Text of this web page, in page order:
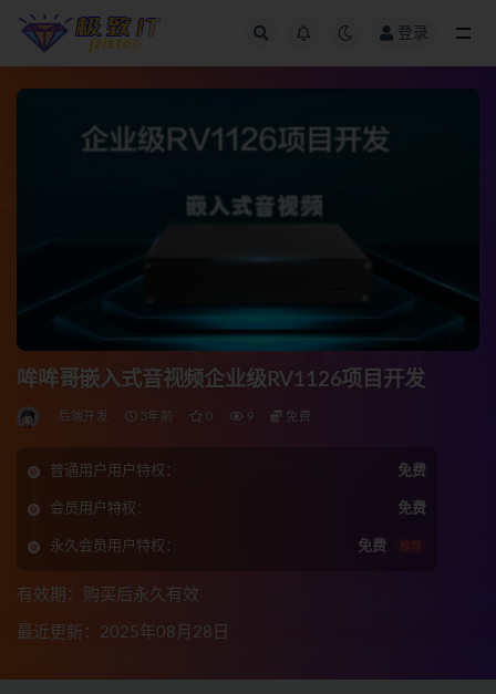
登录
哞哞哥嵌入式音视频企业级RV1126项目开发
后端开发 3年前 0 9 免费
普通用户用户特权： 免费
会员用户特权： 免费
永久会员用户特权： 免费 推荐
有效期：购买后永久有效
最近更新：2025年08月28日